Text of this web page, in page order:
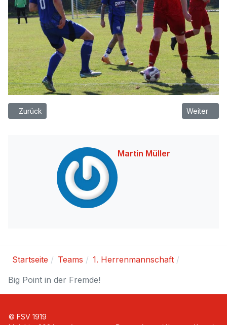
Vorheriger Beitrag: Schwere Prüfung für den FSV Malchin: SV
Zurück Nächster
Weiter
Martin Müller
Startseite Teams
1. Herrenmannschaft
Big Point in der Fremde!
© FSV 1919